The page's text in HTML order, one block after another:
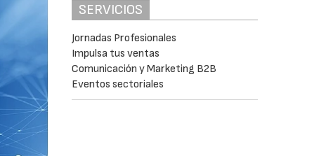
SERVICIOS
Jornadas Profesionales
Impulsa tus ventas
Comunicación y Marketing B2B
Eventos sectoriales